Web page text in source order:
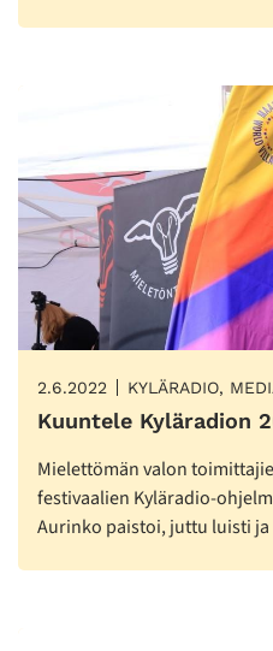
2.6.2022 KYLÄRADIO,
Kuuntele Kyläradion
Mielettömän valon
festivaalien Kyläradio-
Aurinko paistoi, juttu luisti